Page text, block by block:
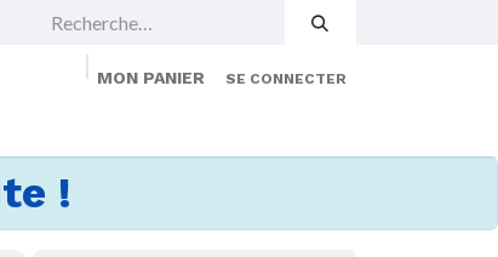
MON PANIER SE CONNECTER
!